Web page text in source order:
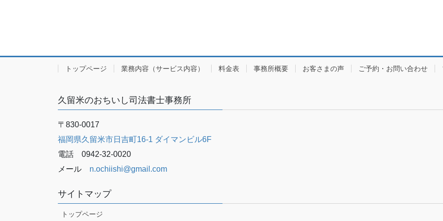
トップページ 業務内容（サービス内容） 料金表 事務所概要 お客さまの声 ご予約・お問い合わせ
久留米のおちいし司法書士事務所
〒830-0017
福岡県久留米市日吉町16-1 ダイマンビル6F
電話 0942-32-0020
メール n.ochiishi@gmail.com
サイトマップ
トップページ